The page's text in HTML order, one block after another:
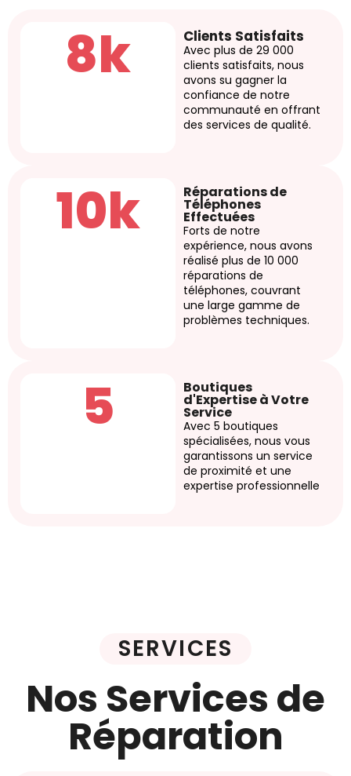
8k Clients Satisfaits
Avec plus de 29 000
clients satisfaits, nous
avons su gagner la
confiance de notre
communauté en offrant
des services de qualité.
10k Réparations de
Téléphones
Effectuées
Forts de notre
expérience, nous avons
réalisé plus de 10 000
réparations de
téléphones, couvrant
une large gamme de
problèmes techniques.
5 Boutiques
d'Expertise à Votre
Service
Avec 5 boutiques
spécialisées, nous vous
garantissons un service
de proximité et une
expertise professionnelle
SERVICES
Nos Services de
Réparation